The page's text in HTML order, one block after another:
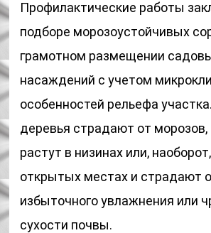
Профилактические работы
подборе морозоустойчивых
грамотном размещении
насаждений с учетом
особенностей рельефа
деревья страдают от морозов,
растут в низинах или,
открытых местах и страдают
избыточного увлажнения или
сухости почвы.